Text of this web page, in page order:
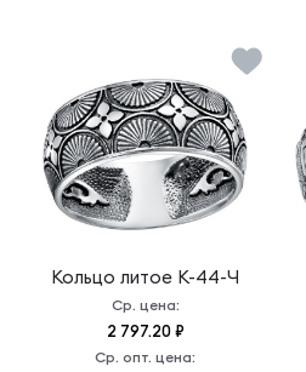
Кольцо литое К-44-Ч
Ср. цена:
2 797.20 ₽
Ср. опт. цена: